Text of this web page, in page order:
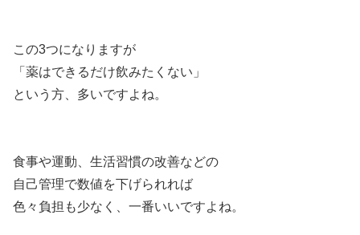
この3つになりますが
「薬はできるだけ飲みたくない」
という方、多いですよね。
食事や運動、生活習慣の改善などの
自己管理で数値を下げられれば
色々負担も少なく、一番いいですよね。